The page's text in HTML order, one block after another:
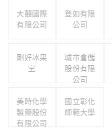
大囍國際
有限公司
登如有限
公司
剛好冰果
室
城市倉儲
股份有限
公司
美時化學
製藥股份
有限公司
國立彰化
師範大學